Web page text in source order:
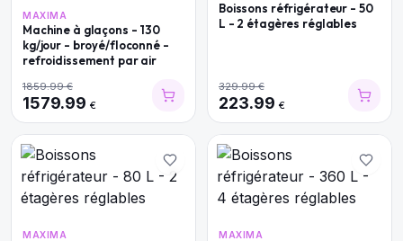
MAXIMA
Machine à glaçons - 130
kg/jour - broyé/floconné -
refroidissement par air
1859.99€
1579.99 €
Boissons réfrigérateur - 50
L - 2 étagères réglables
329.99€
223.99 €
MAXIMA MAXIMA